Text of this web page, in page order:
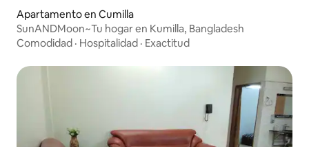
Apartamento en Cumilla
SunANDMoon~Tu hogar en Kumilla, Bangladesh
Comodidad · Hospitalidad · Exactitud